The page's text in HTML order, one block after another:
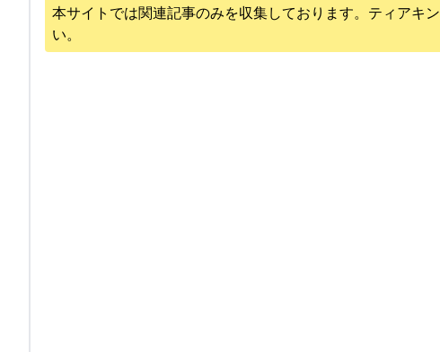
本サイトでは関連記事のみを収集しております。 ティアキン
い。